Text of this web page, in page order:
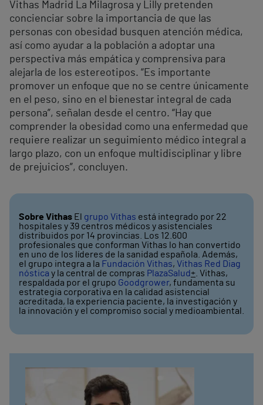
Vithas Madrid La Milagrosa y Lilly pretenden
concienciar sobre la importancia de que las
personas con obesidad busquen atención médica,
así como ayudar a la población a adoptar una
perspectiva más empática y comprensiva para
alejarla de los estereotipos. “Es importante
promover un enfoque que no se centre únicamente
en el peso, sino en el bienestar integral de cada
persona”, señalan desde el centro. “Hay que
comprender la obesidad como una enfermedad que
requiere realizar un seguimiento médico integral a
largo plazo, con un enfoque multidisciplinar y libre
de prejuicios”, concluyen.
Sobre Vithas El grupo Vithas está integrado por 22
hospitales y 39 centros médicos y asistenciales
distribuidos por 14 provincias. Los 12.600
profesionales que conforman Vithas lo han convertido
en uno de los líderes de la sanidad española. Además,
el grupo integra a la Fundación Vithas, Vithas Red Diag
nóstica y la central de compras PlazaSalud+ . Vithas,
respaldada por el grupo Goodgrower, fundamenta su
estrategia corporativa en la calidad asistencial
acreditada, la experiencia paciente, la investigación y
la innovación y el compromiso social y medioambiental.